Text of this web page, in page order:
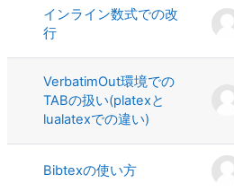
インライン数式での改
行
VerbatimOut環境での
TABの扱い(platexと
lualatexでの違い)
Bibtexの使い方